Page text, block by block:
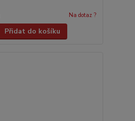
Na dotaz ?
Přidat do košíku